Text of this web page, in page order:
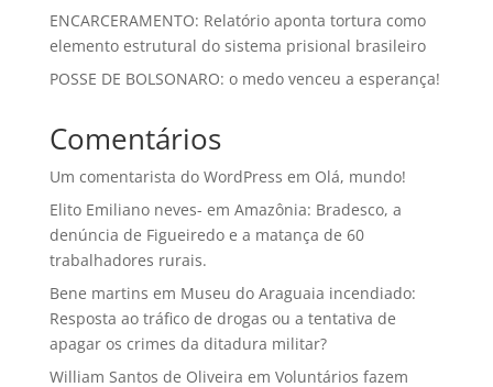
ENCARCERAMENTO: Relatório aponta tortura como
elemento estrutural do sistema prisional brasileiro
POSSE DE BOLSONARO: o medo venceu a esperança!
Comentários
Um comentarista do WordPress em Olá, mundo!
Elito Emiliano neves- em Amazônia: Bradesco, a
denúncia de Figueiredo e a matança de 60
trabalhadores rurais.
Bene martins em Museu do Araguaia incendiado:
Resposta ao tráfico de drogas ou a tentativa de
apagar os crimes da ditadura militar?
William Santos de Oliveira em Voluntários fazem